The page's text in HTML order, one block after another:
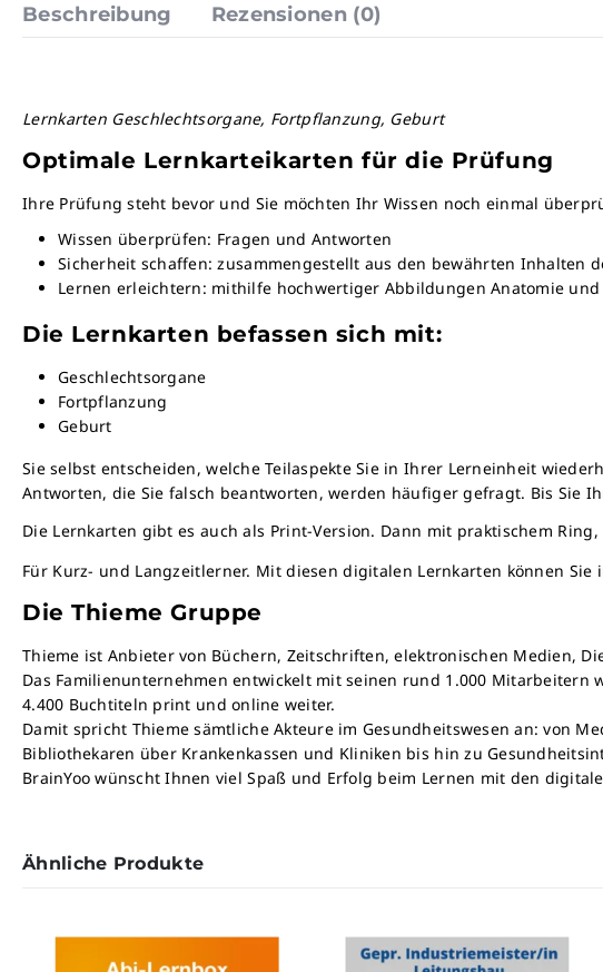
Beschreibung Rezensionen (0)
Lernkarten Geschlechtsorgane, Fortpflanzung, Geburt
Optimale Lernkarteikarten für die Prüfung
Ihre Prüfung steht bevor und Sie möchten Ihr Wissen noch einmal
Wissen überprüfen: Fragen und Antworten
Sicherheit schaffen: zusammengestellt aus den bewährten Inhalten
Lernen erleichtern: mithilfe hochwertiger Abbildungen Anatomie
Die Lernkarten befassen sich mit:
Geschlechtsorgane
Fortpflanzung
Geburt
Sie selbst entscheiden, welche Teilaspekte Sie in Ihrer Lerneinheit
Antworten, die Sie falsch beantworten, werden häufiger gefragt. Bis Sie
Die Lernkarten gibt es auch als Print-Version. Dann mit praktischem
Für Kurz- und Langzeitlerner. Mit diesen digitalen Lernkarten können
Die Thieme Gruppe
Thieme ist Anbieter von Büchern, Zeitschriften, elektronischen Medien,
Das Familienunternehmen entwickelt mit seinen rund 1.000 Mitarbeitern
4.400 Buchtiteln print und online weiter.
Damit spricht Thieme sämtliche Akteure im Gesundheitswesen an: von
Bibliothekaren über Krankenkassen und Kliniken bis hin zu
BrainYoo wünscht Ihnen viel Spaß und Erfolg beim Lernen mit den
Ähnliche Produkte